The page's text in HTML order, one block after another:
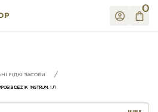
0
РІДКІ ЗАСОБИ
DEZIK INSTRUM, 1 Л